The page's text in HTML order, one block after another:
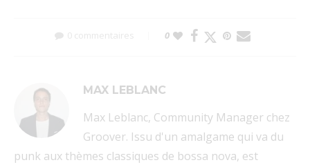
0 commentaires 0
MAX LEBLANC
Max Leblanc, Community Manager chez
Groover. Issu d'un amalgame qui va du
punk aux thèmes classiques de bossa nova, est